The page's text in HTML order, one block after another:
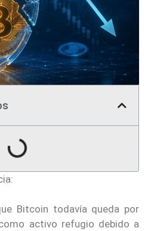
Bitcoin todavía queda por
activo refugio debido a